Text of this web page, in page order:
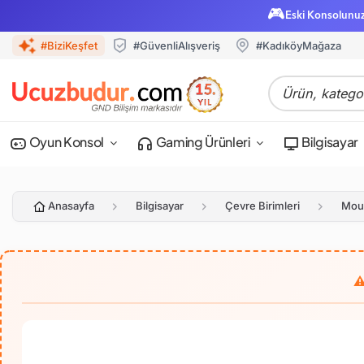
🎮 Eski
#BiziKeşfet #GüvenliAlışveriş #KadıköyMağaza
Oyun Konsol Gaming Ürünleri Bilgisayar
Anasayfa Bilgisayar Çevre Birimleri